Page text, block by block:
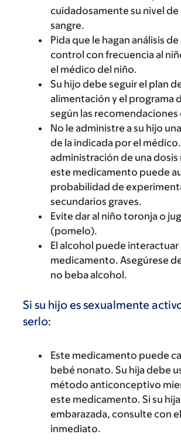
cuidadosamente su nivel de
sangre.
Pida que le hagan análisis
control con frecuencia al
el médico del niño.
Su hijo debe seguir el plan
alimentación y el programa
según las
No le administre a su hijo
de la indicada por el
administración de una dosis
este medicamento puede
probabilidad de
secundarios graves.
Evite dar al niño toronja o
(pomelo).
El alcohol puede interactuar
medicamento. Asegúrese
no beba alcohol.
Si su hijo es sexualmente
serlo:
Este medicamento puede
bebé nonato. Su hija debe
método anticonceptivo
este medicamento. Si su
embarazada, consulte con
inmediato.